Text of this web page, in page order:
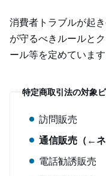
消費者トラブルが起
が守るべきルールと
ール等を定めています
特定商取引法の対象
訪問販売
通信販売（←ネ
電話勧誘販売